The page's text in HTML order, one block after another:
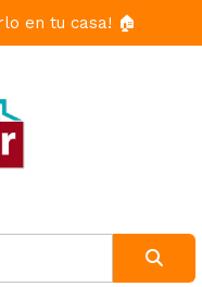
en tu casa! 🏠